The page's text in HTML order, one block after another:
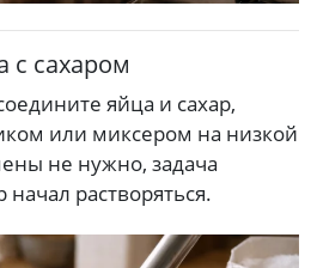
с сахаром
яйца и сахар,
или миксером на низкой
не нужно, задача
начал растворяться.